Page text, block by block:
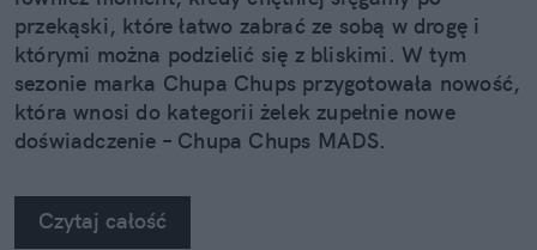
przekąski, które łatwo zabrać ze sobą w drogę i
którymi można podzielić się z bliskimi. W tym
sezonie marka Chupa Chups przygotowała nowość,
która wnosi do kategorii żelek zupełnie nowe
doświadczenie – Chupa Chups MADS.
Czytaj całość